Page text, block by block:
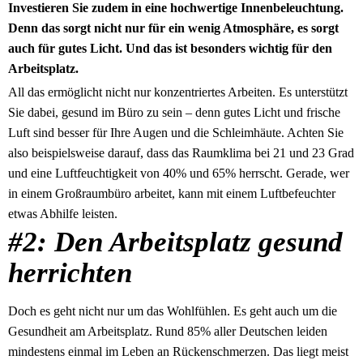
Investieren Sie zudem in eine hochwertige Innenbeleuchtung.
Denn das sorgt nicht nur für ein wenig Atmosphäre, es sorgt
auch für gutes Licht. Und das ist besonders wichtig für den
Arbeitsplatz.
All das ermöglicht nicht nur konzentriertes Arbeiten. Es unterstützt
Sie dabei, gesund im Büro zu sein – denn gutes Licht und frische
Luft sind besser für Ihre Augen und die Schleimhäute. Achten Sie
also beispielsweise darauf, dass das Raumklima bei 21 und 23 Grad
und eine Luftfeuchtigkeit von 40% und 65% herrscht. Gerade, wer
in einem Großraumbüro arbeitet, kann mit einem Luftbefeuchter
etwas Abhilfe leisten.
#2: Den Arbeitsplatz gesund
herrichten
Doch es geht nicht nur um das Wohlfühlen. Es geht auch um die
Gesundheit am Arbeitsplatz. Rund 85% aller Deutschen leiden
mindestens einmal im Leben an Rückenschmerzen. Das liegt meist